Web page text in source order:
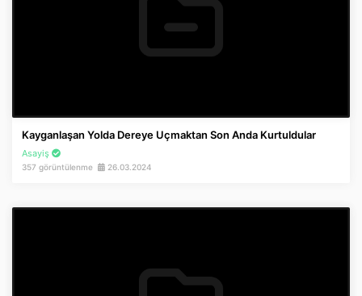
Kayganlaşan Yolda Dereye Uçmaktan Son Anda Kurtuldular
Asayiş
357 görüntülenme 26.03.2024